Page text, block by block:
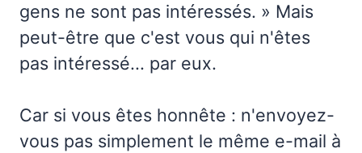
gens ne sont pas intéressés. » Mais
peut-être que c'est vous qui n'êtes
pas intéressé... par eux.
Car si vous êtes honnête : n'envoyez-
vous pas simplement le même e-mail à